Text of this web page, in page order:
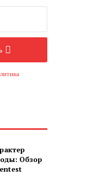
Обзор